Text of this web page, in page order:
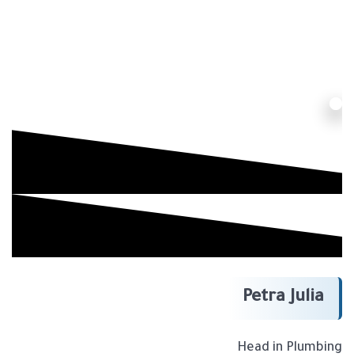
Petra Julia
Head in Plumbing